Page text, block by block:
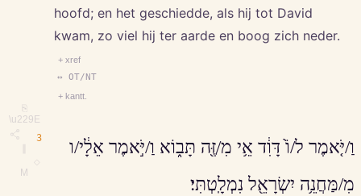
⎘
\u229E
M
hoofd; en het geschiedde, als hij tot David
kwam, zo viel hij ter aarde en boog zich neder.
+ xref
↔ OT/NT
+ kantt.
3
וַ/יֹּ֤אמֶר ל/וֹ֙ דָּוִ֔ד אֵ֥י מִ/זֶּ֖ה תָּב֑וֹא וַ/יֹּ֣אמֶר אֵלָ֔י/ו
מִ/מַּחֲנֵ֥ה יִשְׂרָאֵ֖ל נִמְלָֽטְתִּי׃